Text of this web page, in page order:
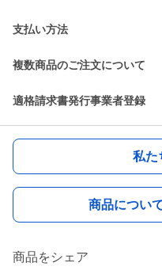
支払い方法
複数商品のご注文について
適格請求書発行事業者登録
私た
商品につい
商品をシェア